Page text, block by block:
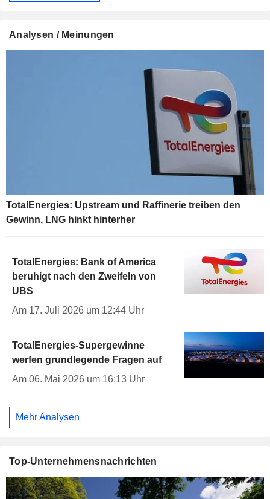
Analysen / Meinungen
TotalEnergies: Upstream und Raffinerie treiben den
Gewinn, LNG hinkt hinterher
TotalEnergies: Bank of America
beruhigt nach den Zweifeln von
UBS
Am 17. Juli 2026 um 12:44 Uhr
TotalEnergies-Supergewinne
werfen grundlegende Fragen auf
Am 06. Mai 2026 um 16:13 Uhr
Mehr Analysen
Top-Unternehmensnachrichten